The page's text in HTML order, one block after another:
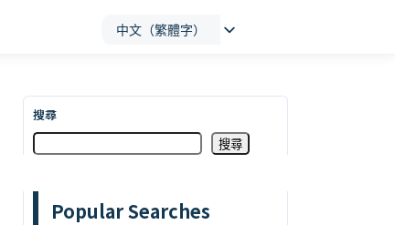
中文（繁體字）
搜尋
搜尋
Popular Searches